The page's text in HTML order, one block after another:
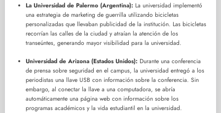
La Universidad de Palermo (Argentina): La universidad implementó
una estrategia de marketing de guerrilla utilizando bicicletas
personalizadas que llevaban publicidad de la institución. Las bicicletas
recorrían las calles de la ciudad y atraían la atención de los
transeúntes, generando mayor visibilidad para la universidad.
Universidad de Arizona (Estados Unidos): Durante una conferencia
de prensa sobre seguridad en el campus, la universidad entregó a los
periodistas una llave USB con información sobre la conferencia. Sin
embargo, al conectar la llave a una computadora, se abría
automáticamente una página web con información sobre los
programas académicos y la vida estudiantil en la universidad.